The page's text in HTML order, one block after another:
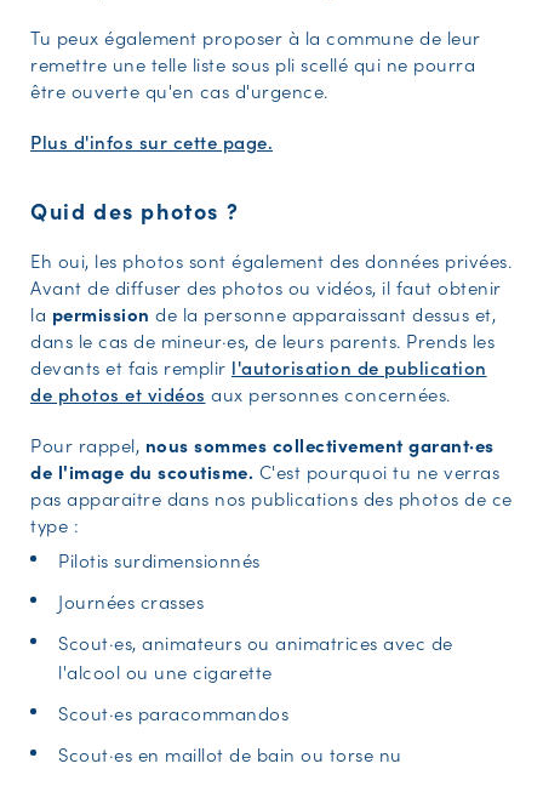
Tu peux également proposer à la commune de leur
remettre une telle liste sous pli scellé qui ne pourra
être ouverte qu'en cas d'urgence.
Plus d'infos sur cette page.
Quid des photos ?
Eh oui, les photos sont également des données privées.
Avant de diffuser des photos ou vidéos, il faut obtenir
la permission de la personne apparaissant dessus et,
dans le cas de mineur·es, de leurs parents. Prends les
devants et fais remplir l'autorisation de publication
de photos et vidéos aux personnes concernées.
Pour rappel, nous sommes collectivement garant·es
de l'image du scoutisme. C'est pourquoi tu ne verras
pas apparaitre dans nos publications des photos de ce
type :
Pilotis surdimensionnés
Journées crasses
Scout·es, animateurs ou animatrices avec de
l'alcool ou une cigarette
Scout·es paracommandos
Scout·es en maillot de bain ou torse nu